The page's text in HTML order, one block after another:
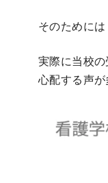
そのために
実際に当校
心配する声